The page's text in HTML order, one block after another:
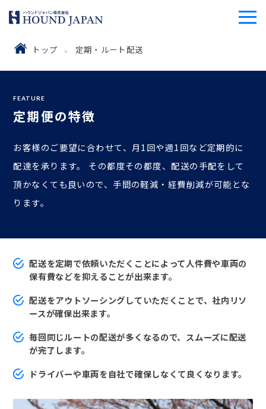
トップ 定期・ルート配送
FEATURE
定期便の特徴
お客様のご要望に合わせて、月1回や週1回など定期的に
配達を承ります。 その都度その都度、配送の手配をして
頂かなくても良いので、手間の軽減・経費削減が可能とな
ります。
配送を定期で依頼いただくことによって人件費や車両の
保有費などを抑えることが出来ます。
配送をアウトソーシングしていただくことで、社内リソ
ースが確保出来ます。
毎回同じルートの配送が多くなるので、スムーズに配送
が完了します。
ドライバーや車両を自社で確保しなくて良くなります。